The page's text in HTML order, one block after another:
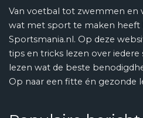
Van voetbal tot zwemmen en
wat met sport te maken heeft
Sportsmania.nl. Op deze
tips en tricks lezen over
lezen wat de beste
Op naar een fitte én gezonde